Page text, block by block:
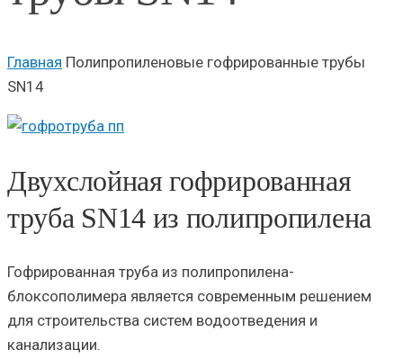
Главная Полипропиленовые гофрированные трубы
SN14
Двухслойная гофрированная
труба SN14 из полипропилена
Гофрированная труба из полипропилена-
блоксополимера является современным решением
для строительства систем водоотведения и
канализации.